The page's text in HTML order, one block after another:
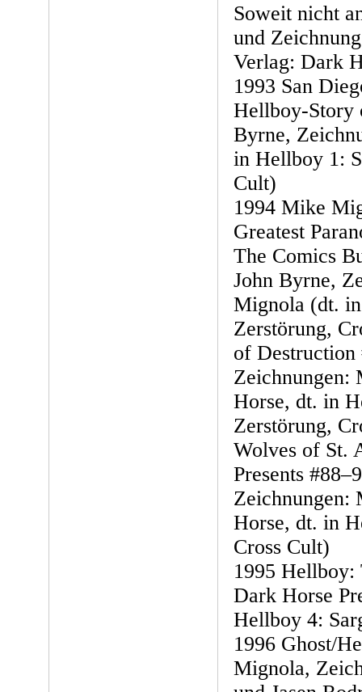
Soweit nicht
und
Verlag: Dark
1993 San
Hellboy-Story
Byrne,
in Hellboy 1:
Cult)
1994 Mike
Greatest
The Comics
John Byrne,
Mignola (dt.
Zerstörung,
of Destruction
Zeichnungen:
Horse, dt. in
Zerstörung,
Wolves of St.
Presents
Zeichnungen:
Horse, dt. in
Cross Cult)
1995
Dark Horse
Hellboy 4:
1996 Ghost/
Mignola,